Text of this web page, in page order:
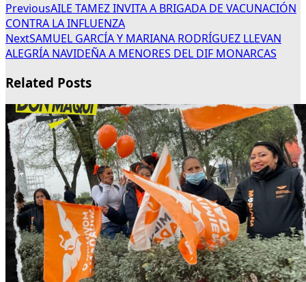
PreviousAILE TAMEZ INVITA A BRIGADA DE VACUNACIÓN
CONTRA LA INFLUENZA
NextSAMUEL GARCÍA Y MARIANA RODRÍGUEZ LLEVAN
ALEGRÍA NAVIDEÑA A MENORES DEL DIF MONARCAS
Related Posts